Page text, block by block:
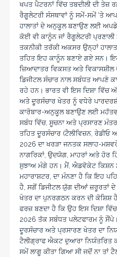
ਖਪਤ ਪੈਟਰਨਾਂ ਵਿੱਚ ਤਬਦੀਲੀ ਦੀ ਤੇਜ਼
ਰੈਗੂਲੇਟਰੀ ਸੰਸਥਾਵਾਂ ਨੂੰ ਸਮੇਂ-ਸਮੇਂ ‘ਤੇ
ਹਾਲਾਤਾਂ ਦੇ ਅਨੁਕੂਲ ਬਣਾਉਣ ਲਈ
ਕੋਈ ਵੀ ਕਾਨੂੰਨ ਜਾਂ ਰੈਗੂਲੇਟਰੀ ਪ੍ਰਣਾਲੀ
ਤਕਨੀਕੀ ਤਰੱਕੀ ਅਕਸਰ ਉਨ੍ਹਾਂ
ਤਹਿਤ ਇਹ ਕਾਨੂੰਨ ਬਣਾਏ ਗਏ ਸਨ।
ਜ਼ਿਆਦਾਤਰ ਵਿਕਸਤ ਅਤੇ
ਡਿਜੀਟਲ ਸੰਚਾਰ ਨਾਲ ਸਬੰਧਤ ਆਪਣੇ
ਰਹੇ ਹਨ। ਭਾਰਤ ਵੀ ਇਸ ਦਿਸ਼ਾ ਵਿੱਚ
ਅਤੇ ਦੂਰਸੰਚਾਰ ਖੇਤਰ ਨੂੰ ਵਧੇਰੇ
ਕਾਰੋਬਾਰ-ਅਨੁਕੂਲ ਬਣਾਉਣ ਲਈ
ਸਬੰਧ ਵਿੱਚ, ਸੂਚਨਾ ਅਤੇ ਪ੍ਰਸਾਰਣ
ਤਹਿਤ ਦੂਰਸੰਚਾਰ (ਟੈਲੀਵਿਜ਼ਨ, ਰੇਡੀਓ
2026 ਦਾ ਖਰੜਾ ਜਨਤਕ ਸਲਾਹ-
ਨਾਗਰਿਕਾਂ, ਉਦਯੋਗ, ਮਾਹਰਾਂ ਅਤੇ ਹੋਰ
ਸੁਝਾਅ ਮੰਗੇ ਹਨ। ਮੈਂ, ਐਡਵੋਕੇਟ ਕਿਸ਼ਨ
ਮਹਾਰਾਸ਼ਟਰ, ਦਾ ਮੰਨਣਾ ਹੈ ਕਿ ਇਹ
ਹੈ, ਸਗੋਂ ਡਿਜੀਟਲ ਯੁੱਗ ਦੀਆਂ ਜ਼ਰੂਰਤਾਂ
ਖੇਤਰ ਦਾ ਪੁਨਰਗਠਨ ਕਰਨ ਦੀ ਕੋਸ਼ਿਸ਼
ਫਰਜ਼ ਬਣਦਾ ਹੈ ਕਿ ਉਹ ਇਸ ਦਿਸ਼ਾ
2026 ਤੱਕ ਸਬੰਧਤ ਪਲੇਟਫਾਰਮ ਨੂੰ
ਦੂਰਸੰਚਾਰ ਅਤੇ ਪ੍ਰਸਾਰਣ ਖੇਤਰ ਦਾ
ਟੈਲੀਗ੍ਰਾਫ ਐਕਟ ਦੁਆਰਾ ਨਿਯੰਤਰਿਤ
ਸਮੇਂ ਲਾਗੂ ਕੀਤਾ ਗਿਆ ਸੀ ਜਦੋਂ ਨਾ ਤਾਂ